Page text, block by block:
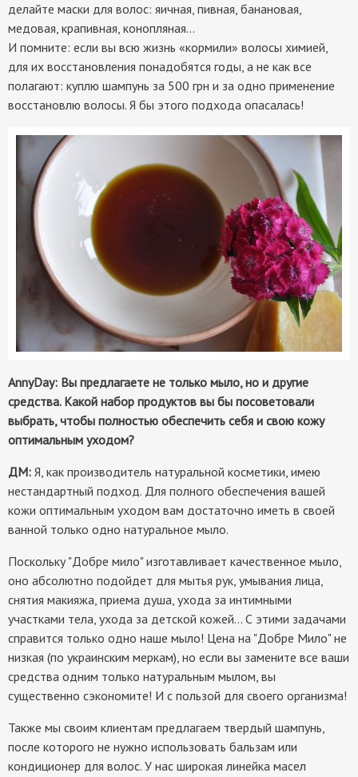
делайте маски для волос: яичная, пивная, банановая,
медовая, крапивная, конопляная...
И помните: если вы всю жизнь «кормили» волосы химией,
для их восстановления понадобятся годы, а не как все
полагают: куплю шампунь за 500 грн и за одно применение
восстановлю волосы. Я бы этого подхода опасалась!
AnnyDay: Вы предлагаете не только мыло, но и другие
средства. Какой набор продуктов вы бы посоветовали
выбрать, чтобы полностью обеспечить себя и свою кожу
оптимальным уходом?
ДМ: Я, как производитель натуральной косметики, имею
нестандартный подход. Для полного обеспечения вашей
кожи оптимальным уходом вам достаточно иметь в своей
ванной только одно натуральное мыло.
Поскольку "Добре мило" изготавливает качественное мыло,
оно абсолютно подойдет для мытья рук, умывания лица,
снятия макияжа, приема душа, ухода за интимными
участками тела, ухода за детской кожей... С этими задачами
справится только одно наше мыло! Цена на "Добре Мило" не
низкая (по украинским меркам), но если вы замените все ваши
средства одним только натуральным мылом, вы
существенно сэкономите! И с пользой для своего организма!
Также мы своим клиентам предлагаем твердый шампунь,
после которого не нужно использовать бальзам или
кондиционер для волос. У нас широкая линейка масел